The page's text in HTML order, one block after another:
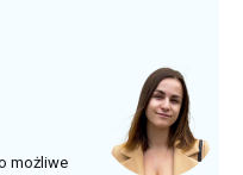
możliwe